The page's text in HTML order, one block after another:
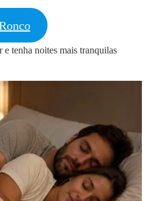
tenha noites mais tranquilas